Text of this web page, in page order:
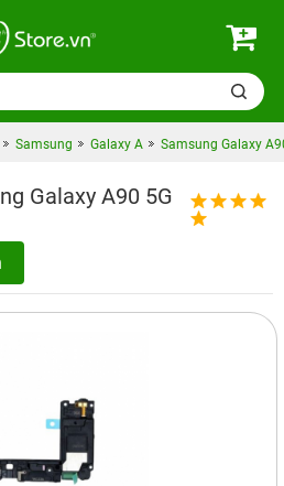
Samsung Galaxy A Samsung Galaxy
Galaxy A90 5G